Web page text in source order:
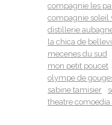
compagnie les
compagnie soleil
distillerie
la chica de
mecenes du sud
mon petit poucet
olympe de
sabine tamisier
theatre